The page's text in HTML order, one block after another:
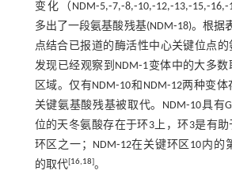
变化（
多出了一段氨基酸残基(NDM⁃18)。根据
点结合已报道的酶活性中心关键位点
发现已经观察到NDM⁃1变体中的大多
区域。仅有NDM⁃10和NDM⁃12两种变
关键氨基酸残基被取代。NDM⁃10具有
位的天冬氨酸存在于环3上，环3是有
环区之一；NDM⁃12在关键环区10内的
的取代[16,18]。